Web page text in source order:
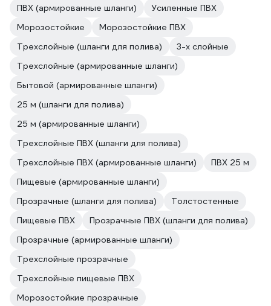
ПВХ (армированные шланги)
Усиленные ПВХ
Морозостойкие
Морозостойкие ПВХ
Трехслойные (шланги для полива)
3-х слойные
Трехслойные (армированные шланги)
Бытовой (армированные шланги)
25 м (шланги для полива)
25 м (армированные шланги)
Трехслойные ПВХ (шланги для полива)
Трехслойные ПВХ (армированные шланги)
ПВХ 25 м
Пищевые (армированные шланги)
Прозрачные (шланги для полива)
Толстостенные
Пищевые ПВХ
Прозрачные ПВХ (шланги для полива)
Прозрачные (армированные шланги)
Трехслойные прозрачные
Трехслойные пищевые ПВХ
Морозостойкие прозрачные